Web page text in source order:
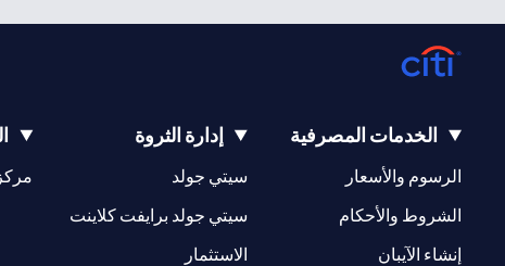
الخدمات المصرفية
الرسوم والأسعار
الشروط والأحكام
إنشاء الآيبان
إدارة الثروة
سيتي جولد
سيتي جولد برايفت كلاينت
الاستثمار